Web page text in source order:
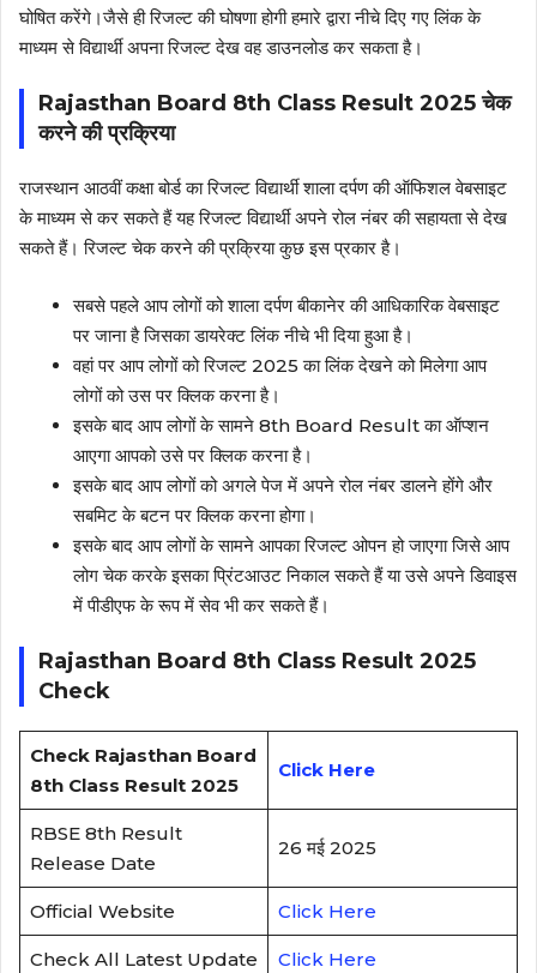
घोषित करेंगे।जैसे ही रिजल्ट की घोषणा होगी हमारे द्वारा नीचे दिए गए लिंक के
माध्यम से विद्यार्थी अपना रिजल्ट देख वह डाउनलोड कर सकता है।
Rajasthan Board 8th Class Result 2025 चेक
करने की प्रक्रिया
राजस्थान आठवीं कक्षा बोर्ड का रिजल्ट विद्यार्थी शाला दर्पण की ऑफिशल वेबसाइट
के माध्यम से कर सकते हैं यह रिजल्ट विद्यार्थी अपने रोल नंबर की सहायता से देख
सकते हैं। रिजल्ट चेक करने की प्रक्रिया कुछ इस प्रकार है।
सबसे पहले आप लोगों को शाला दर्पण बीकानेर की आधिकारिक वेबसाइट
पर जाना है जिसका डायरेक्ट लिंक नीचे भी दिया हुआ है।
वहां पर आप लोगों को रिजल्ट 2025 का लिंक देखने को मिलेगा आप
लोगों को उस पर क्लिक करना है।
इसके बाद आप लोगों के सामने 8th Board Result का ऑप्शन
आएगा आपको उसे पर क्लिक करना है।
इसके बाद आप लोगों को अगले पेज में अपने रोल नंबर डालने होंगे और
सबमिट के बटन पर क्लिक करना होगा।
इसके बाद आप लोगों के सामने आपका रिजल्ट ओपन हो जाएगा जिसे आप
लोग चेक करके इसका प्रिंटआउट निकाल सकते हैं या उसे अपने डिवाइस
में पीडीएफ के रूप में सेव भी कर सकते हैं।
Rajasthan Board 8th Class Result 2025
Check
Check Rajasthan Board
8th Class Result 2025
Click Here
RBSE 8th Result
Release Date
26 मई 2025
Official Website Click Here
Check All Latest Update Click Here